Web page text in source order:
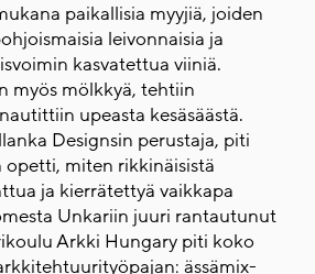
paikallisia myyjiä, joiden
leivonnaisia ja
kasvatettua viiniä.
myös mölkkyä, tehtiin
upeasta kesäsäästä.
Designsin perustaja, piti
miten rikkinäisistä
ja kierrätettyä vaikkapa
Unkariin juuri rantautunut
Arkki Hungary piti koko
ässämix-